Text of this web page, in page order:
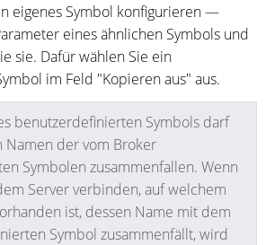
eigenes Symbol konfigurieren —
eines ähnlichen Symbols und
sie. Dafür wählen Sie ein
im Feld "Kopieren aus" aus.
benutzerdefinierten Symbols darf
Namen der vom Broker
Symbolen zusammenfallen. Wenn
Server verbinden, auf welchem
ist, dessen Name mit dem
Symbol zusammenfällt, wird